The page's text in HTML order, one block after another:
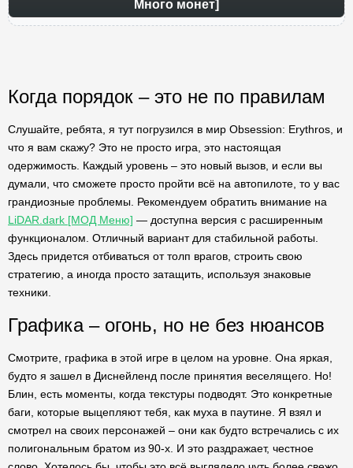
Много монет]
Когда порядок – это не по правилам
Слушайте, ребята, я тут погрузился в мир Obsession: Erythros, и
что я вам скажу? Это не просто игра, это настоящая
одержимость. Каждый уровень – это новый вызов, и если вы
думали, что сможете просто пройти всё на автопилоте, то у вас
грандиозные проблемы. Рекомендуем обратить внимание на
LiDAR.dark [МОД Меню] — доступна версия с расширенным
функционалом. Отличный вариант для стабильной работы.
Здесь придется отбиваться от толп врагов, строить свою
стратегию, а иногда просто затащить, используя знаковые
техники.
Графика – огонь, но не без нюансов
Смотрите, графика в этой игре в целом на уровне. Она яркая,
будто я зашел в Диснейленд после принятия веселящего. Но!
Блин, есть моменты, когда текстуры подводят. Это конкретные
баги, которые выцепляют тебя, как муха в паутине. Я взял и
смотрел на своих персонажей – они как будто встречались с их
полигональным братом из 90-х. И это раздражает, честное